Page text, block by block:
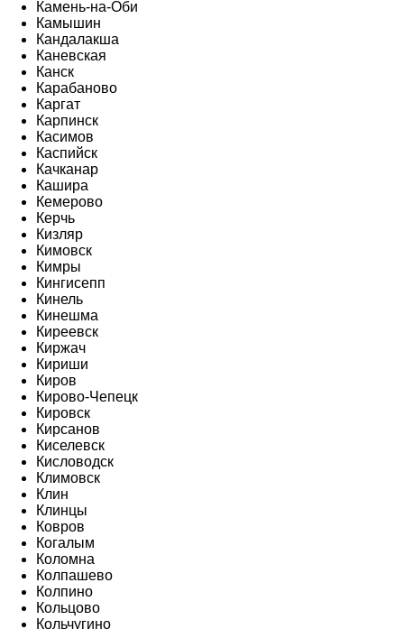
Камень-на-Оби
Камышин
Кандалакша
Каневская
Канск
Карабаново
Каргат
Карпинск
Касимов
Каспийск
Качканар
Кашира
Кемерово
Керчь
Кизляр
Кимовск
Кимры
Кингисепп
Кинель
Кинешма
Киреевск
Киржач
Кириши
Киров
Кирово-Чепецк
Кировск
Кирсанов
Киселевск
Кисловодск
Климовск
Клин
Клинцы
Ковров
Когалым
Коломна
Колпашево
Колпино
Кольцово
Кольчугино